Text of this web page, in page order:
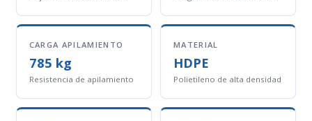
CARGA APILAMIENTO
785 kg
Resistencia de apilamiento
MATERIAL
HDPE
Polietileno de alta densidad